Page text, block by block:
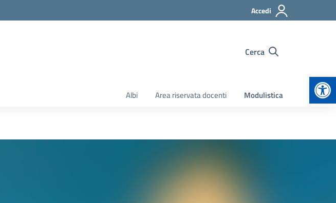
Accedi
Cerca
Albi Area riservata docenti Modulistica